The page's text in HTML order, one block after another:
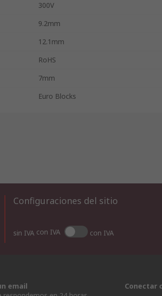
300V
9.2mm
12.1mm
RoHS
7mm
Euro Blocks
Configuraciones del sitio
sin IVA con IVA con IVA
email
Conectar